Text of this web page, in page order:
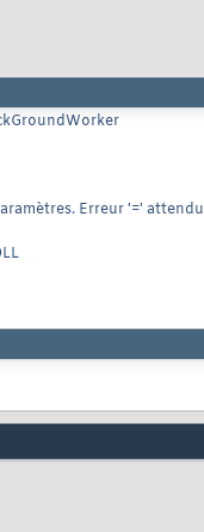
Erreur '=' attendu